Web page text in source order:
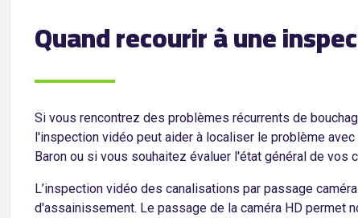
Quand recourir à une
Si vous rencontrez des problèmes récurrents de
l'inspection vidéo peut aider à localiser le problème
Baron ou si vous souhaitez évaluer l'état général de
L’inspection vidéo des canalisations par passage
d'assainissement. Le passage de la caméra HD permet